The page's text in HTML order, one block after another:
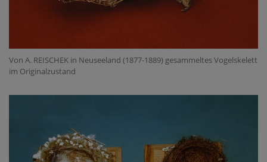
Von A. REISCHEK in Neuseeland (1877-1889) gesammeltes Vogelskelett
im Originalzustand